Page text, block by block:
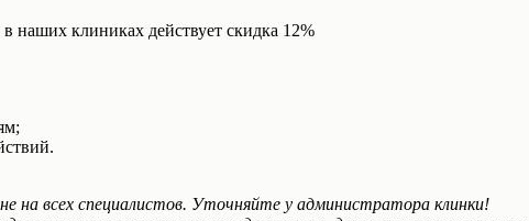
наших клиниках действует скидка 12%
на всех специалистов. Уточняйте у администратора клинки!